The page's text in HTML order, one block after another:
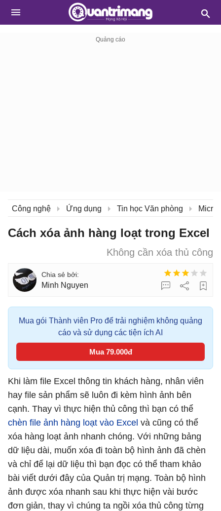
Công nghệ Ứng dụng Tin học Văn phòng
Cách xóa ảnh hàng loạt trong Excel
Không cần xóa thủ công
Minh Nguyen
Mua gói Thành viên Pro để trải nghiệm không quảng
cáo và sử dụng các tiện ích AI
Mua 79.000đ
Khi làm file Excel thông tin khách hàng, nhân viên
hay file sản phẩm sẽ luôn đi kèm hình ảnh bên
cạnh. Thay vì thực hiện thủ công thì bạn có thể
chèn file ảnh hàng loạt vào Excel và cũng có thể
xóa hàng loạt ảnh nhanh chóng. Với những bảng
dữ liệu dài, muốn xóa đi toàn bộ hình ảnh đã chèn
và chỉ để lại dữ liệu thì bạn đọc có thể tham khảo
bài viết dưới đây của Quản trị mạng. Toàn bộ hình
ảnh được xóa nhanh sau khi thực hiện vài bước
đơn giản, thay vì chúng ta ngồi xóa thủ công từng